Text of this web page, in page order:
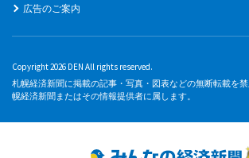
広告のご案内
Copyright 2026 DEN All rights reserved.
札幌経済新聞に掲載の記事・写真・図表などの無断転載を
幌経済新聞またはその情報提供者に属します。